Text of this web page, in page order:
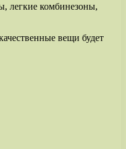
легкие комбинезоны,
вещи будет